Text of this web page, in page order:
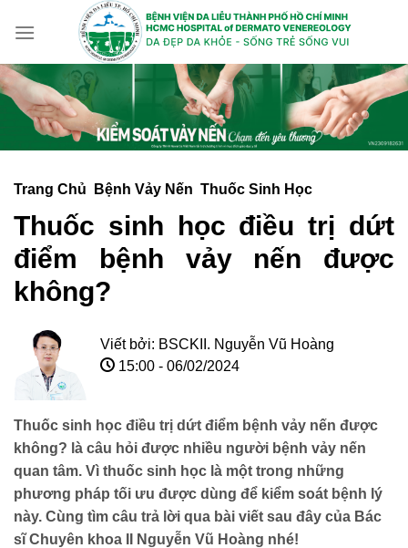
Trang Chủ Bệnh Vảy Nến Thuốc Sinh Học
Thuốc sinh học điều trị dứt
điểm bệnh vảy nến được
không?
Viết bởi: BSCKII. Nguyễn Vũ Hoàng
15:00 - 06/02/2024
Thuốc sinh học điều trị dứt điểm bệnh vảy nến được
không? là câu hỏi được nhiều người bệnh vảy nến
quan tâm. Vì thuốc sinh học là một trong những
phương pháp tối ưu được dùng để kiểm soát bệnh lý
này. Cùng tìm câu trả lời qua bài viết sau đây của Bác
sĩ Chuyên khoa II Nguyễn Vũ Hoàng nhé!